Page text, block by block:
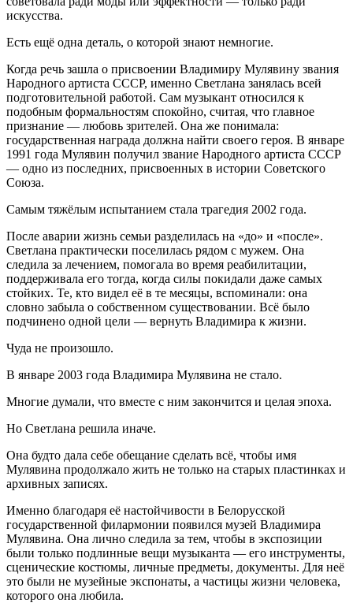
искусства.
Есть ещё одна деталь, о которой знают немногие.
Когда речь зашла о присвоении Владимиру Мулявину звания
Народного артиста СССР, именно Светлана занялась всей
подготовительной работой. Сам музыкант относился к
подобным формальностям спокойно, считая, что главное
признание — любовь зрителей. Она же понимала:
государственная награда должна найти своего героя. В январе
1991 года Мулявин получил звание Народного артиста СССР
— одно из последних, присвоенных в истории Советского
Союза.
Самым тяжёлым испытанием стала трагедия 2002 года.
После аварии жизнь семьи разделилась на «до» и «после».
Светлана практически поселилась рядом с мужем. Она
следила за лечением, помогала во время реабилитации,
поддерживала его тогда, когда силы покидали даже самых
стойких. Те, кто видел её в те месяцы, вспоминали: она
словно забыла о собственном существовании. Всё было
подчинено одной цели — вернуть Владимира к жизни.
Чуда не произошло.
В январе 2003 года Владимира Мулявина не стало.
Многие думали, что вместе с ним закончится и целая эпоха.
Но Светлана решила иначе.
Она будто дала себе обещание сделать всё, чтобы имя
Мулявина продолжало жить не только на старых пластинках и
архивных записях.
Именно благодаря её настойчивости в Белорусской
государственной филармонии появился музей Владимира
Мулявина. Она лично следила за тем, чтобы в экспозиции
были только подлинные вещи музыканта — его инструменты,
сценические костюмы, личные предметы, документы. Для неё
это были не музейные экспонаты, а частицы жизни человека,
которого она любила.